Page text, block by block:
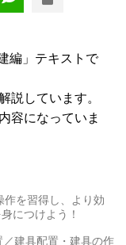
編」テキストで
説しています。
容になっていま
作を習得し、より効
につけよう！
建具配置・建具の作